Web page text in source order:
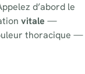
d’abord le
vitale —
thoracique —